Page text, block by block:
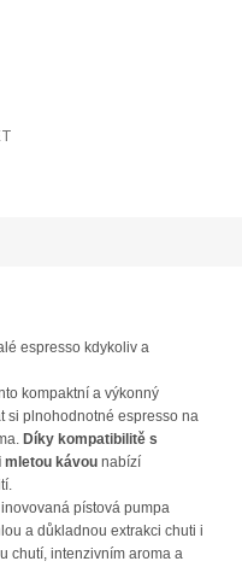
espresso kdykoliv a
kompaktní a výkonný
si plnohodnotné espresso na
Díky kompatibilitě s
mletou kávou nabízí
inovovaná pístová pumpa
a důkladnou extrakci chuti i
chutí, intenzivním aroma a